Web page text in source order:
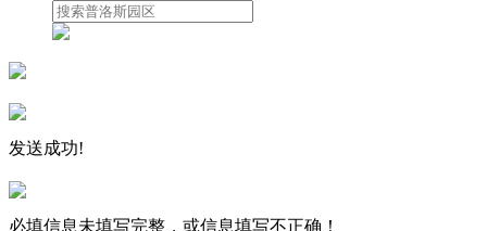
发送成功!
必填信息未填写完整，或信息填写不正确！